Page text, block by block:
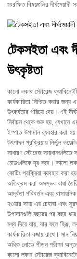
সংরক্ষিত বিষয়গুলির দীর্ঘমেয়াদী
টেকসইতা এবং
উৎকৃষ্টতা
কালো লকার স্টোরেজ
কার্যকারিতা নিশ্চিত করার
উৎকর্ষতার পরিচয় দেয়। এই
নির্বাচন থেকে শুরু হয়, যেখানে
ইস্পাত উপাদান ব্যবহার করা
উৎপাদন প্রক্রিয়ায় নির্ভুল
সাধারণ স্টোরেজ সমাধানগুলিতে
মোডগুলিকে দূর করে। কালো
কোটিং প্রক্রিয়া ব্যবহার করা
অতিক্রম করা অসম্ভব বাধা
আর্দ্রতা পরিবর্তন এবং
হওয়ার সময় এর চেহারা এবং
উপাদানগুলি বছরের পর বছর
মধ্য দিয়ে যায়, যার ফলে হিঞ্জ,
কার্যকারিতা বজায় রাখে। মান
অধিক লোডে পীড়ন পরীক্ষা
কালো লকার স্টোরেজ